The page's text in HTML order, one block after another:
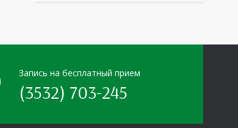
Запись на бесплатный прием
(3532) 703-245